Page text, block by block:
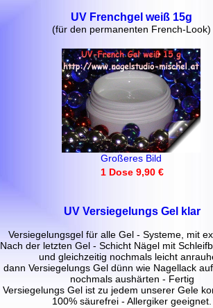
UV Frenchgel weiß 15g
(für den permanenten French-Look)
Großeres Bild
1 Dose 9,90 €
UV Versiegelungs Gel klar
Versiegelungsgel für alle Gel - Systeme, mit
Nach der letzten Gel - Schicht Nägel mit
und gleichzeitig nochmals leicht
dann Versiegelungs Gel dünn wie Nagellack
nochmals aushärten - Fertig
Versiegelungs Gel ist zu jedem unserer Gele
100% säurefrei - Allergiker geeignet.